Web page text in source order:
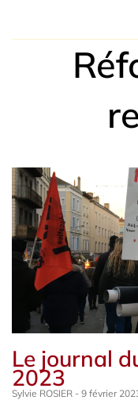
Le journal
2023
Sylvie ROSIER 9 février